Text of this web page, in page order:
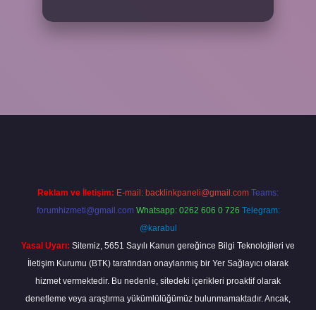
Reklam ve İletişim: E-mail: backlinkpaneli@gmail.com Teams:
forumhizmeti@gmail.com Whatsapp: 0262 606 0 726 Telegram:
@karabul
Yasal Uyarı: Sitemiz, 5651 Sayılı Kanun gereğince Bilgi Teknolojileri ve
İletişim Kurumu (BTK) tarafından onaylanmış bir Yer Sağlayıcı olarak
hizmet vermektedir. Bu nedenle, sitedeki içerikleri proaktif olarak
denetleme veya araştırma yükümlülüğümüz bulunmamaktadır. Ancak,